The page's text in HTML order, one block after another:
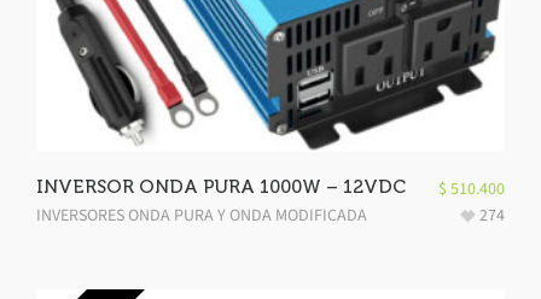
INVERSOR ONDA PURA 1000W – 12VDC
INVERSORES ONDA PURA Y ONDA MODIFICADA
$ 510.400
274